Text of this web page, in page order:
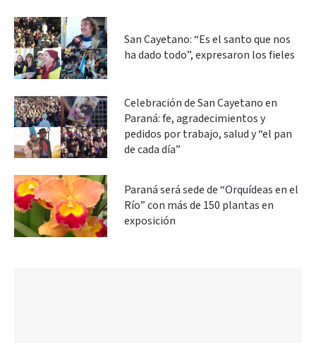
San Cayetano: “Es el santo que nos
ha dado todo”, expresaron los fieles
Celebración de San Cayetano en
Paraná: fe, agradecimientos y
pedidos por trabajo, salud y “el pan
de cada día”
Paraná será sede de “Orquídeas en el
Río” con más de 150 plantas en
exposición